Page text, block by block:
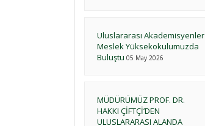
Uluslararası Akademisyenler
Meslek Yüksekokulumuzda
Buluştu 05 May 2026
MÜDÜRÜMÜZ PROF. DR.
HAKKI ÇİFTÇİ’DEN
ULUSLARARASI ALANDA